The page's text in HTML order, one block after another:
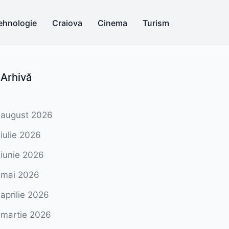
Craiova Cinema Turism
Arhivă
august 2026
iulie 2026
iunie 2026
mai 2026
aprilie 2026
martie 2026